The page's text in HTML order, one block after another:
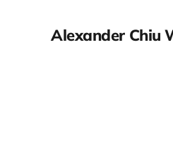
Alexander Chiu